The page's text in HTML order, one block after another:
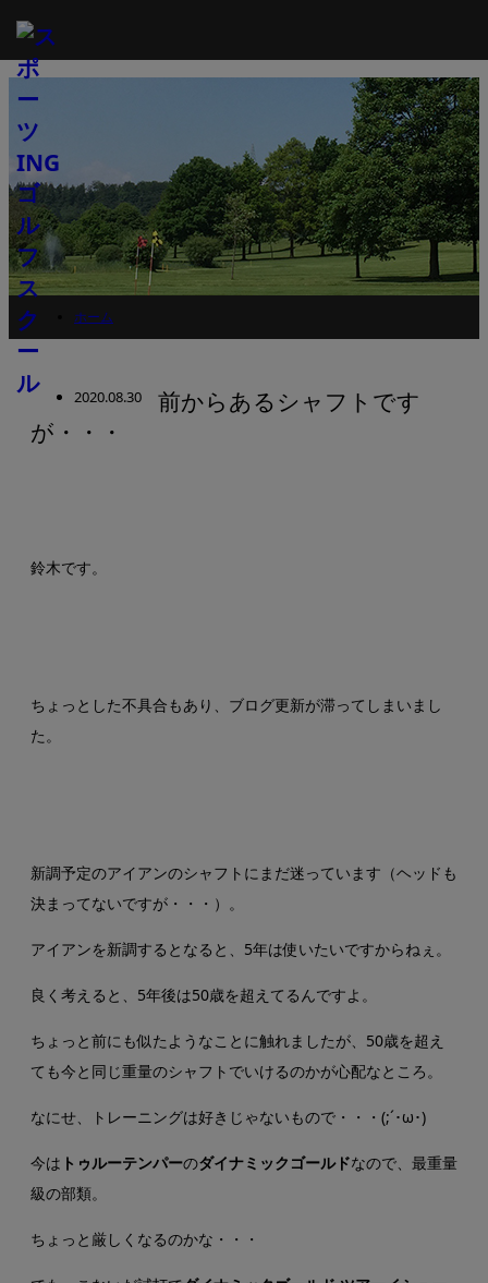
スタッフブログ
ホーム
シャフト
2020.08.30
前からあるシャフトです
が・・・
鈴木です。
ちょっとした不具合もあり、ブログ更新が滞ってしまいまし
た。
新調予定のアイアンのシャフトにまだ迷っています（ヘッドも
決まってないですが・・・）。
アイアンを新調するとなると、5年は使いたいですからねぇ。
良く考えると、5年後は50歳を超えてるんですよ。
ちょっと前にも似たようなことに触れましたが、50歳を超え
ても今と同じ重量のシャフトでいけるのかが心配なところ。
なにせ、トレーニングは好きじゃないもので・・・(;´･ω･)
今は トゥルーテンパーのダイナミックゴールドなので、最重量
級の部類。
ちょっと厳しくなるのかな・・・